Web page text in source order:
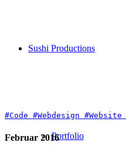
Sushi Productions
Portfolio
#Code #Webdesign #Website
Februar 2016